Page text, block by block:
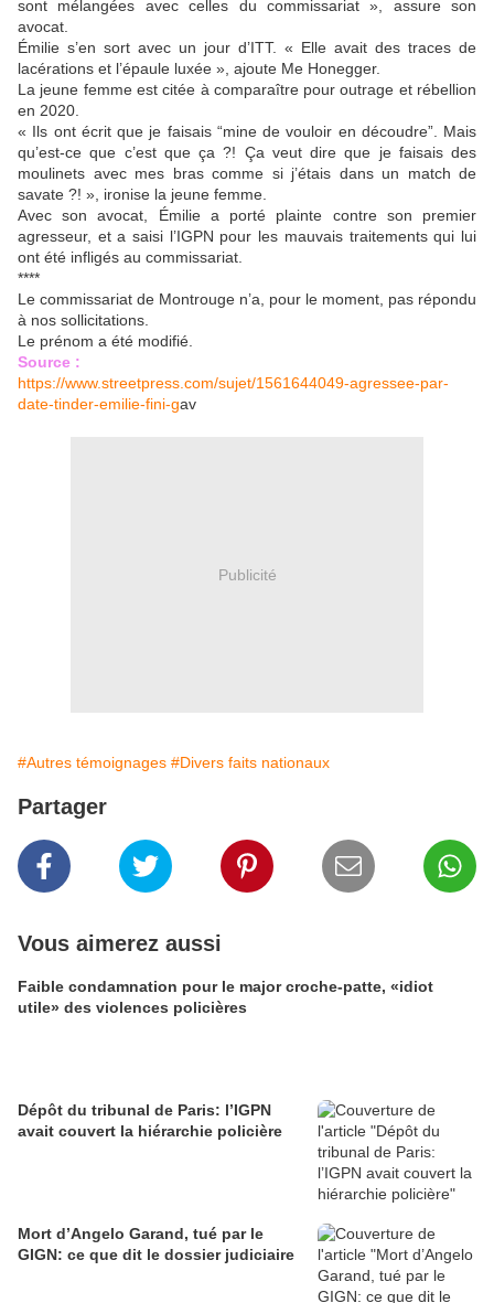
sont mélangées avec celles du commissariat », assure son
avocat.
Émilie s’en sort avec un jour d’ITT. « Elle avait des traces de
lacérations et l’épaule luxée », ajoute Me Honegger.
La jeune femme est citée à comparaître pour outrage et rébellion
en 2020.
« Ils ont écrit que je faisais “mine de vouloir en découdre”. Mais
qu’est-ce que c’est que ça ?! Ça veut dire que je faisais des
moulinets avec mes bras comme si j’étais dans un match de
savate ?! », ironise la jeune femme.
Avec son avocat, Émilie a porté plainte contre son premier
agresseur, et a saisi l’IGPN pour les mauvais traitements qui lui
ont été infligés au commissariat.
****
Le commissariat de Montrouge n’a, pour le moment, pas répondu
à nos sollicitations.
Le prénom a été modifié.
Source :
https://www.streetpress.com/sujet/1561644049-agressee-par-
date-tinder-emilie-fini-gav
Publicité
#Autres témoignages #Divers faits nationaux
Partager
Vous aimerez aussi
Faible condamnation pour le major croche-patte, «idiot
utile» des violences policières
Dépôt du tribunal de Paris: l’IGPN
avait couvert la hiérarchie policière
Mort d’Angelo Garand, tué par le
GIGN: ce que dit le dossier judiciaire